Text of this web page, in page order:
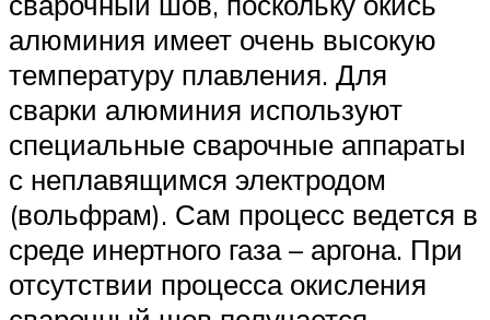
алюминия имеет очень высокую
температуру плавления. Для
сварки алюминия используют
специальные сварочные аппараты
с неплавящимся электродом
(вольфрам). Сам процесс ведется в
среде инертного газа – аргона. При
отсутствии процесса окисления